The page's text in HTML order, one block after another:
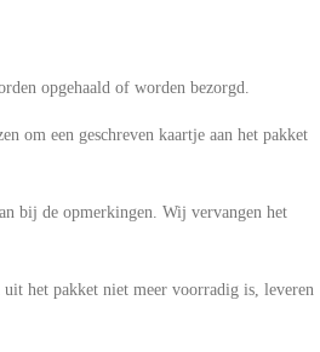
opgehaald of worden bezorgd.
om een geschreven kaartje aan het pakket
bij de opmerkingen. Wij vervangen het
het pakket niet meer voorradig is, leveren